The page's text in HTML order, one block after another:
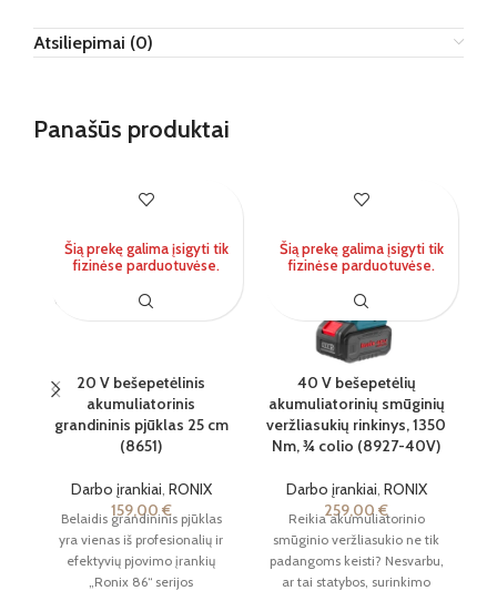
Atsiliepimai (0)
Panašūs produktai
20 V bešepetėlinis
akumuliatorinis
grandininis pjūklas 25 cm
(8651)
Darbo įrankiai, RONIX
159,00€
Belaidis grandininis pjūklas
yra vienas iš profesionalių ir
efektyvių pjovimo įrankių
„Ronix 86“ serijos
Šią prekę galima įsigyti tik
fizinėse parduotuvėse.
40 V bešepetėlių
akumuliatorinių smūginių
veržliasukių rinkinys, 1350
Nm, ¾ colio (8927-40V)
Darbo įrankiai, RONIX
259,00€
Reikia akumuliatorinio
smūginio veržliasukio ne tik
padangoms keisti? Nesvarbu,
ar tai statybos, surinkimo
Šią prekę galima įsigyti tik
fizinėse parduotuvėse.